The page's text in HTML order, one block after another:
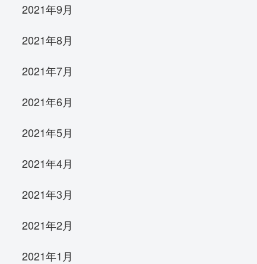
2021年9月
2021年8月
2021年7月
2021年6月
2021年5月
2021年4月
2021年3月
2021年2月
2021年1月